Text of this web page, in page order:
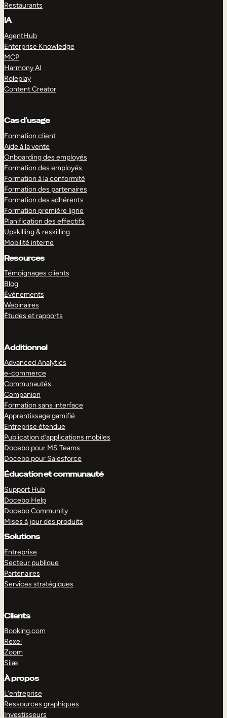
Restaurants
IA
AgentHub
Enterprise Knowledge
MCP
Harmony AI
Roleplay
Content Creator
Cas d’usage
Formation client
Aide à la vente
Onboarding des employés
Formation des employés
Formation à la conformité
Formation des partenaires
Formation des adhérents
Formation première ligne
Planification des effectifs
Upskilling & reskilling
Mobilité interne
Resources
Témoignages clients
Blog
Événements
Webinaires
Études et rapports
Additionnel
Advanced Analytics
e-commerce
Communautés
Companion
Formation sans interface
Apprentissage gamifié
Entreprise étendue
Publication d’applications mobiles
Docebo pour MS Teams
Docebo pour Salesforce
Éducation et communauté
Support Hub
Docebo Help
Docebo Community
Mises à jour des produits
Solutions
Entreprise
Secteur publique
Partenaires
Services stratégiques
Clients
Booking.com
Rexel
Zoom
Silæ
À propos
L’entreprise
Ressources graphiques
Investisseurs